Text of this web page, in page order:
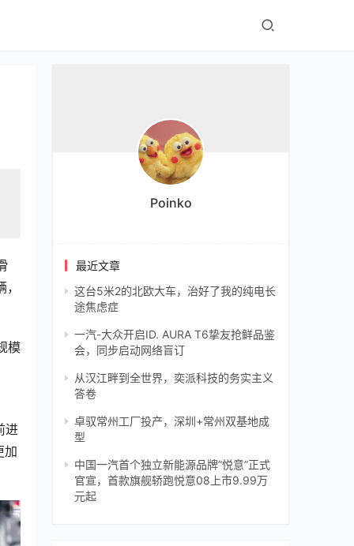
模
进
加
Poinko
最近文章
这台5米2的北欧大车，治好了我的纯电长
途焦虑症
一汽-大众开启ID. AURA T6挚友抢鲜品鉴
会，同步启动网络盲订
从汉江畔到全世界，奕派科技的务实主义
答卷
卓驭常州工厂投产，深圳+常州双基地成
型
中国一汽首个独立新能源品牌”悦意”正式
官宣，首款旗舰轿跑悦意08上市9.99万
元起